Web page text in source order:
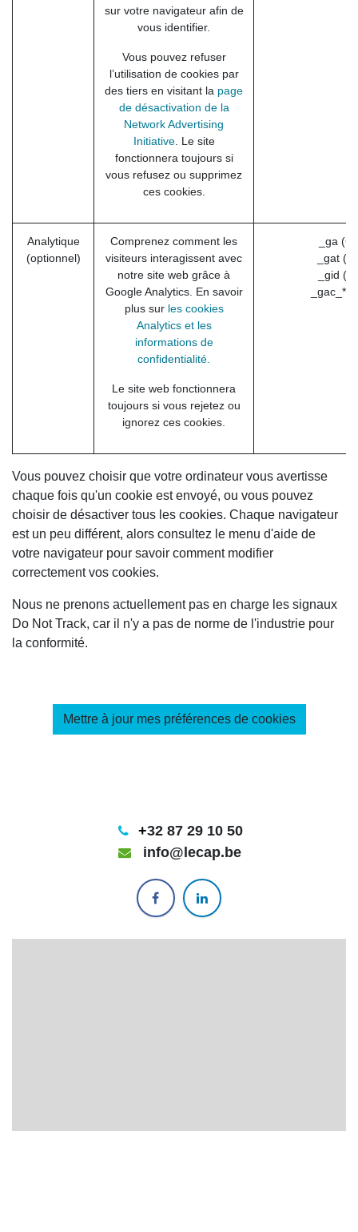
sur votre navigateur afin de
vous identifier.
Vous pouvez refuser
l’utilisation de cookies par
des tiers en visitant la page
de désactivation de la
Network Advertising
Initiative. Le site
fonctionnera toujours si
vous refusez ou supprimez
ces cookies.
Analytique
(optionnel)
Comprenez comment les
visiteurs interagissent avec
notre site web grâce à
Google Analytics. En savoir
plus sur les cookies
Analytics et les
informations de
confidentialité.
Le site web fonctionnera
toujours si vous rejetez ou
ignorez ces cookies.
_ga
_gat
_gid
_gac_*
Vous pouvez choisir que votre ordinateur vous avertisse
chaque fois qu'un cookie est envoyé, ou vous pouvez
choisir de désactiver tous les cookies. Chaque navigateur
est un peu différent, alors consultez le menu d'aide de
votre navigateur pour savoir comment modifier
correctement vos cookies.
Nous ne prenons actuellement pas en charge les signaux
Do Not Track, car il n'y a pas de norme de l'industrie pour
la conformité.
Mettre à jour mes préférences de cookies
+32 87 29 10 50
info@lecap.be